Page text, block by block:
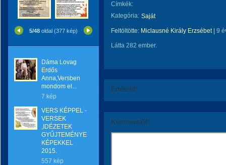
5/48 oldal (377 kép)
Dáma Lovag
Erdős
Anna,Versben
mondom el...
7 kép
VERS KÉPPEL -
VERSEK
,IDÉZETEK
GYŰJTEMÉNYE
KÉPEKKEL
2015.
557 kép
Címkék:
Kategória: Saját
Feltöltötte: Miclausné Király Erzsébet| 9
Látta 282 ember.
Értékeld!
Kommentáld!